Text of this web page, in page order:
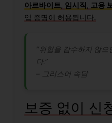
아르바이트, 임시직, 고용
입 증명이 허용됩니다.
“위험을 감수하지 않으
다.”
– 그리스어 속담
보증 없이 신